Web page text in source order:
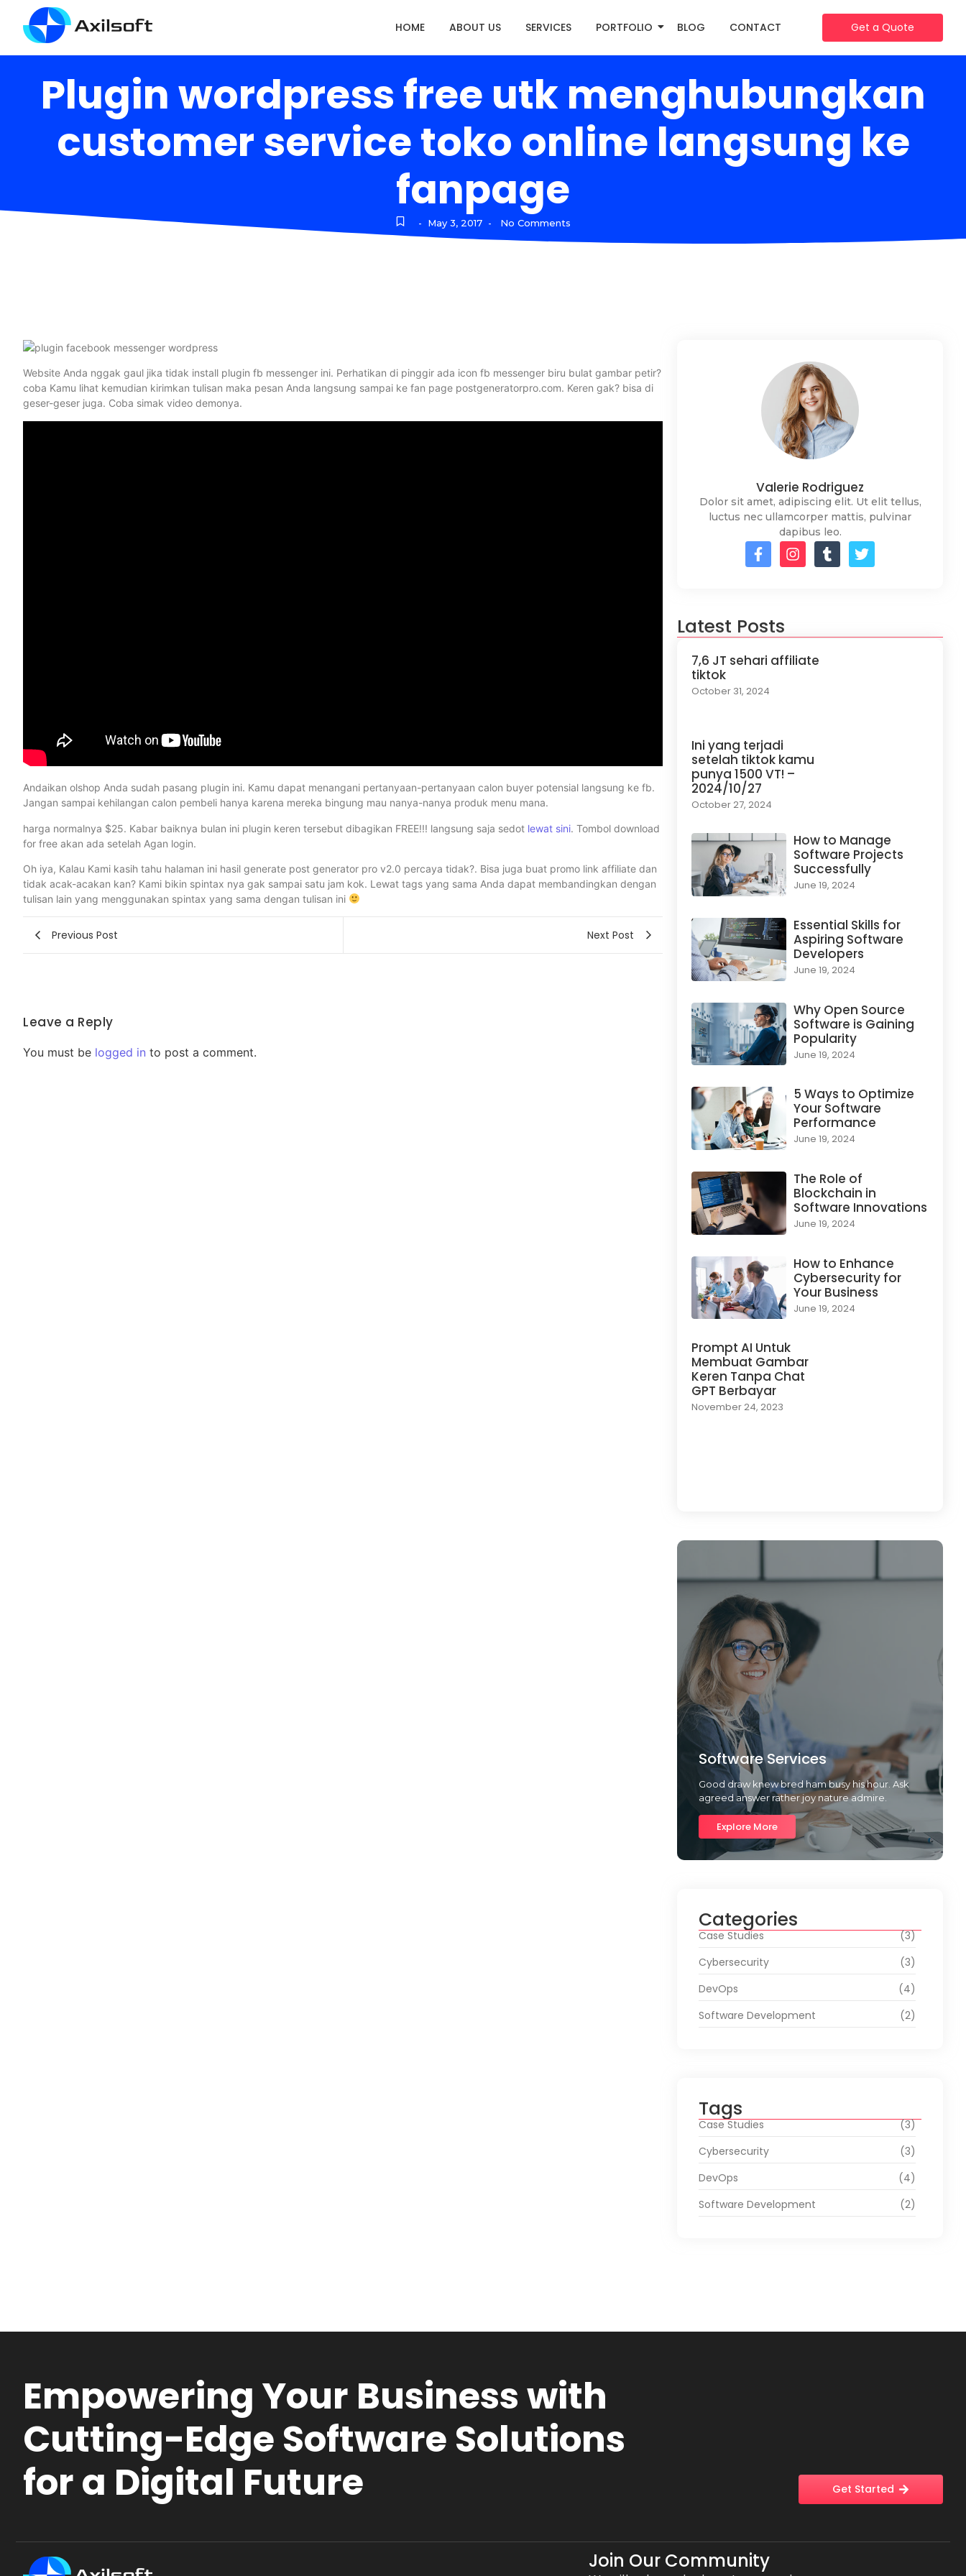
HOME ABOUT US SERVICES PORTFOLIO BLOG CONTACT Get a Quote
Plugin wordpress free utk menghubungkan
customer service toko online langsung ke
fanpage
- May 3, 2017 - No Comments
Website Anda nggak gaul jika tidak install plugin fb messenger ini. Perhatikan di pinggir ada icon fb messenger biru bulat gambar petir?
coba Kamu lihat kemudian kirimkan tulisan maka pesan Anda langsung sampai ke fan page postgeneratorpro.com. Keren gak? bisa di
geser-geser juga. Coba simak video demonya.
Andaikan olshop Anda sudah pasang plugin ini. Kamu dapat menangani pertanyaan-pertanyaan calon buyer potensial langsung ke fb.
Jangan sampai kehilangan calon pembeli hanya karena mereka bingung mau nanya-nanya produk menu mana.
harga normalnya $25. Kabar baiknya bulan ini plugin keren tersebut dibagikan FREE!!! langsung saja sedot lewat sini. Tombol download
for free akan ada setelah Agan login.
Oh iya, Kalau Kami kasih tahu halaman ini hasil generate post generator pro v2.0 percaya tidak?. Bisa juga buat promo link affiliate dan
tidak acak-acakan kan? Kami bikin spintax nya gak sampai satu jam kok. Lewat tags yang sama Anda dapat membandingkan dengan
tulisan lain yang menggunakan spintax yang sama dengan tulisan ini
Previous Post Next Post
Leave a Reply
You must be logged in to post a comment.
Valerie Rodriguez
Dolor sit amet, adipiscing elit. Ut elit tellus,
luctus nec ullamcorper mattis, pulvinar
dapibus leo.
Latest Posts
7,6 JT sehari affiliate
tiktok
October 31, 2024
Ini yang terjadi
setelah tiktok kamu
punya 1500 VT! –
2024/10/27
October 27, 2024
How to Manage
Software Projects
Successfully
June 19, 2024
Essential Skills for
Aspiring Software
Developers
June 19, 2024
Why Open Source
Software is Gaining
Popularity
June 19, 2024
5 Ways to Optimize
Your Software
Performance
June 19, 2024
The Role of
Blockchain in
Software Innovations
June 19, 2024
How to Enhance
Cybersecurity for
Your Business
June 19, 2024
Prompt AI Untuk
Membuat Gambar
Keren Tanpa Chat
GPT Berbayar
November 24, 2023
Software Services
Good draw knew bred ham busy his hour. Ask
agreed answer rather joy nature admire.
Explore More
Categories
Case Studies
(3)
Cybersecurity
(3)
DevOps
(4)
Software Development
(2)
Tags
Case Studies
(3)
Cybersecurity
(3)
DevOps
(4)
Software Development
(2)
Empowering Your Business with
Cutting-Edge Software Solutions
for a Digital Future
Get Started
Join Our Community